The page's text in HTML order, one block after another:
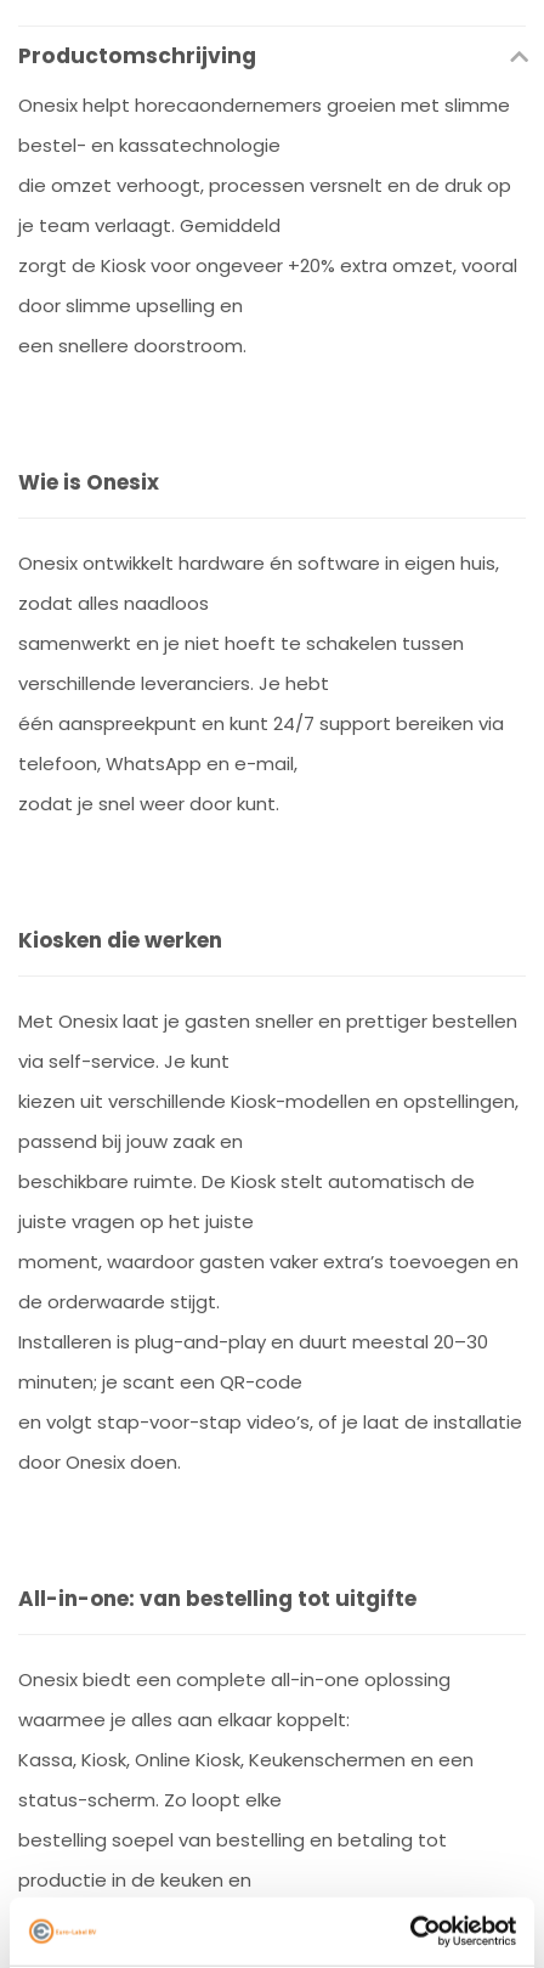
Productomschrijving
Onesix helpt horecaondernemers groeien met slimme
bestel- en kassatechnologie
die omzet verhoogt, processen versnelt en de druk op
je team verlaagt. Gemiddeld
zorgt de Kiosk voor ongeveer +20% extra omzet, vooral
door slimme upselling en
een snellere doorstroom.
Wie is Onesix
Onesix ontwikkelt hardware én software in eigen huis,
zodat alles naadloos
samenwerkt en je niet hoeft te schakelen tussen
verschillende leveranciers. Je hebt
één aanspreekpunt en kunt 24/7 support bereiken via
telefoon, WhatsApp en e-mail,
zodat je snel weer door kunt.
Kiosken die werken
Met Onesix laat je gasten sneller en prettiger bestellen
via self-service. Je kunt
kiezen uit verschillende Kiosk-modellen en opstellingen,
passend bij jouw zaak en
beschikbare ruimte. De Kiosk stelt automatisch de
juiste vragen op het juiste
moment, waardoor gasten vaker extra’s toevoegen en
de orderwaarde stijgt.
Installeren is plug-and-play en duurt meestal 20–30
minuten; je scant een QR-code
en volgt stap-voor-stap video’s, of je laat de installatie
door Onesix doen.
All-in-one: van bestelling tot uitgifte
Onesix biedt een complete all-in-one oplossing
waarmee je alles aan elkaar koppelt:
Kassa, Kiosk, Online Kiosk, Keukenschermen en een
status-scherm. Zo loopt elke
bestelling soepel van bestelling en betaling tot
productie in de keuken en
communicatie richting de gast, met meer rust op de
vloer en meer overzicht voor je